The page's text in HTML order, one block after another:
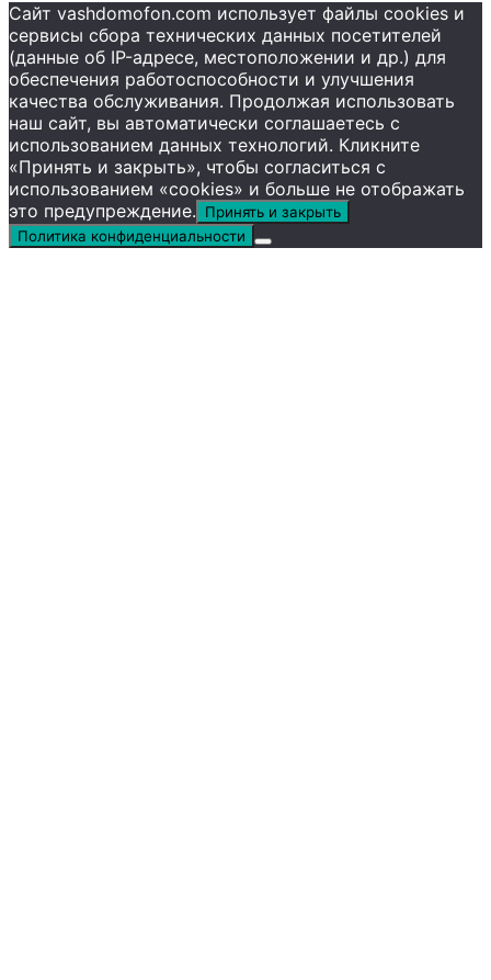
Сайт vashdomofon.com использует файлы cookies и
сервисы сбора технических данных посетителей
(данные об IP-адресе, местоположении и др.) для
обеспечения работоспособности и улучшения
качества обслуживания. Продолжая использовать
наш сайт, вы автоматически соглашаетесь с
использованием данных технологий. Кликните
«Принять и закрыть», чтобы согласиться с
использованием «cookies» и больше не отображать
это предупреждение.
Принять и закрыть
Политика конфиденциальности